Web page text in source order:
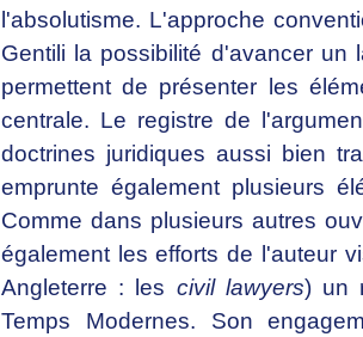
l'absolutisme. L'approche
Gentili la possibilité d'avancer un
permettent de présenter les
centrale. Le registre de
doctrines juridiques aussi bien
emprunte également plusieurs
Comme dans plusieurs autres
également les efforts de l'auteur
Angleterre : les civil lawyers) un
Temps Modernes. Son